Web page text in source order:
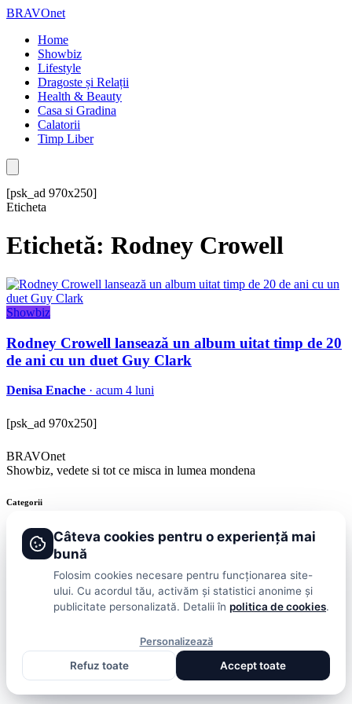
BRAVOnet
Home
Showbiz
Lifestyle
Dragoste și Relații
Health & Beauty
Casa si Gradina
Calatorii
Timp Liber
[psk_ad 970x250]
Eticheta
Etichetă: Rodney Crowell
Showbiz
Rodney Crowell lansează un album uitat timp de 20
de ani cu un duet Guy Clark
Denisa Enache · acum 4 luni
[psk_ad 970x250]
BRAVOnet
Showbiz, vedete si tot ce misca in lumea mondena
Categorii
StiriShowbizPublicitateLifestyleHealth & BeautyCasa si Gradina
PublicitatePolitica De ConfidentialitateHomeTermeni și
Câteva cookies pentru o experiență mai
bună
Folosim cookies necesare pentru funcționarea site-
ului. Cu acordul tău, activăm și statistici anonime și
publicitate personalizată. Detalii în politica de cookies.
Personalizează
Refuz toate
Accept toate